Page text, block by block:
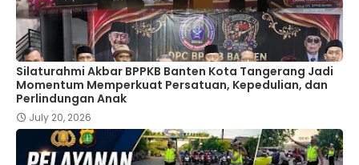
Silaturahmi Akbar BPPKB Banten Kota Tangerang Jadi
Momentum Memperkuat Persatuan, Kepedulian, dan
Perlindungan Anak
July 20, 2026